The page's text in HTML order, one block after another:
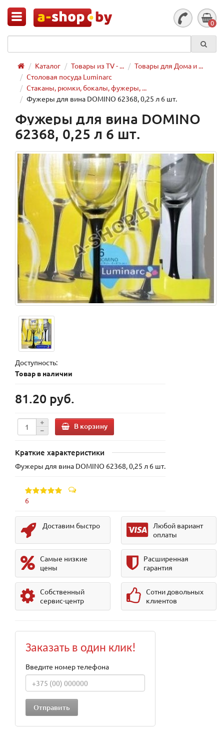
0
Каталог Товары из TV - ...
Товары для Дома и ...
Столовая посуда Luminarc
Стаканы, рюмки, бокалы, фужеры, ...
Фужеры для вина DOMINO 62368, 0,25 л 6 шт.
Фужеры для вина DOMINO
62368, 0,25 л 6 шт.
Доступность:
Товар в наличии
81.20 руб.
В корзину
Краткие характеристики
Фужеры для вина DOMINO 62368, 0,25 л 6 шт.
6
Доставим быстро
Любой вариант
оплаты
Самые низкие
цены
Расширенная
гарантия
Собственный
сервис-центр
Сотни довольных
клиентов
Заказать в один клик!
Введите номер телефона